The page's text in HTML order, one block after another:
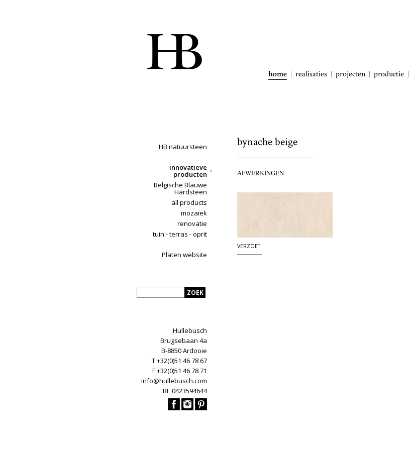
home realisaties projecten productie
HB natuursteen
innovatieve
producten
Belgische Blauwe
Hardsteen
all products
mozaïek
renovatie
tuin - terras - oprit
Platen website
Hullebusch
Brugsebaan 4a
B-8850 Ardooie
T +32(0)51 46 78 67
F +32(0)51 46 78 71
info@hullebusch.com
BE 0423594644
bynache beige
AFWERKINGEN
VERZOET